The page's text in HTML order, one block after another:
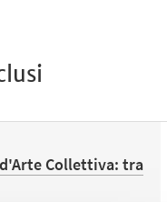
d'Arte Collettiva: tra